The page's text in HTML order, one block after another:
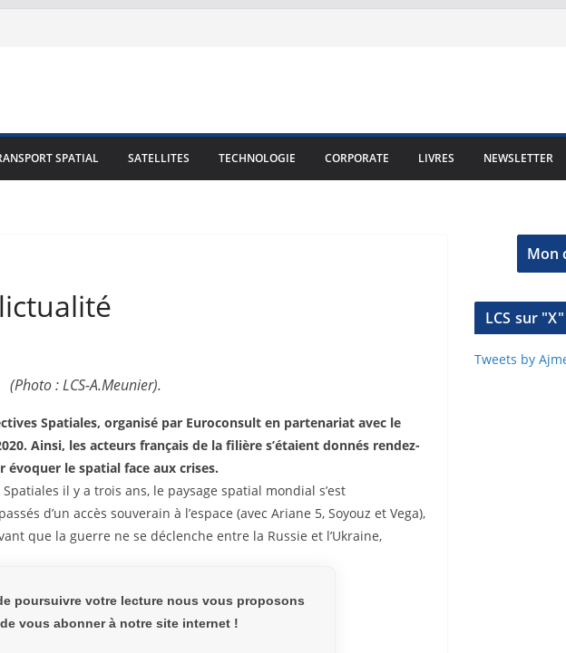
SPATIAL SATELLITES TECHNOLOGIE CORPORATE LIVRES NEWSLETTER
(Photo : LCS-A.Meunier).
Spatiales, organisé par Euroconsult en partenariat avec le
Ainsi, les acteurs français de la filière s’étaient donnés rendez-
évoquer le spatial face aux crises.
il y a trois ans, le paysage spatial mondial s’est
d’un accès souverain à l’espace (avec Ariane 5, Soyouz et Vega),
que la guerre ne se déclenche entre la Russie et l’Ukraine,
poursuivre votre lecture nous vous proposons
vous abonner à notre site internet !
Mon
LCS sur "X"
Tweets by